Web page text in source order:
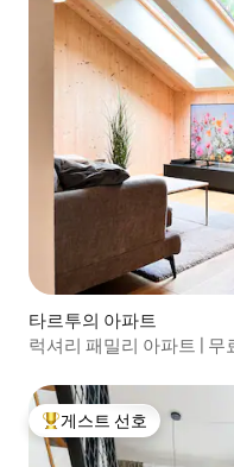
타르투의 아파트
럭셔리 패밀리 아파트 | 무
상위 게스트 선호
게스트 선호